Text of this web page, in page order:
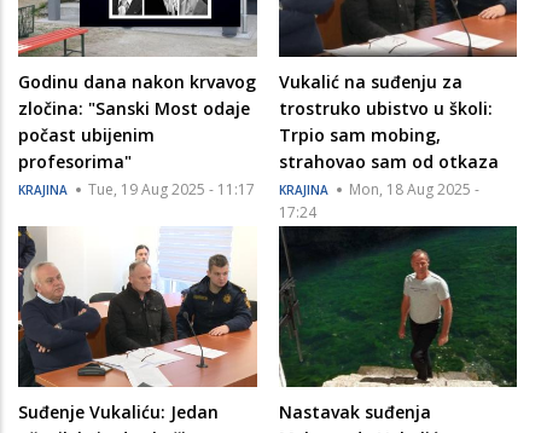
Godinu dana nakon krvavog
zločina: "Sanski Most odaje
počast ubijenim
profesorima"
KRAJINA Tue, 19 Aug 2025 - 11:17
Vukalić na suđenju za
trostruko ubistvo u školi:
Trpio sam mobing,
strahovao sam od otkaza
KRAJINA
Mon, 18 Aug 2025 -
17:24
Suđenje Vukaliću: Jedan
Nastavak suđenja